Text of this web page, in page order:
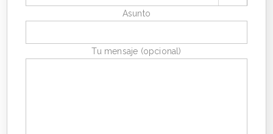
Asunto
Tu mensaje (opcional)